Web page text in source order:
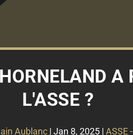
A
L'ASSE ?
Aublanc| Jan 8, 2025| ASSE